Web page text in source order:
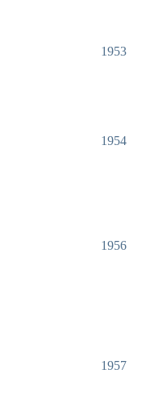
1953
1954
1956
1957